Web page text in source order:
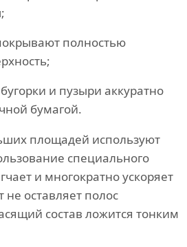
полностью
и пузыри аккуратно
бумагой.
площадей используют
специального
и многократно ускоряет
не оставляет полос
состав ложится тонким